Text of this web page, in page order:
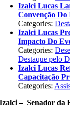
Izalci Lucas
Convenção Do
Categories:
Izalci Lucas
Impacto Do
Categories:
Destaque pelo
Izalci Lucas
Capacitação
Categories:
Izalci – Senador da